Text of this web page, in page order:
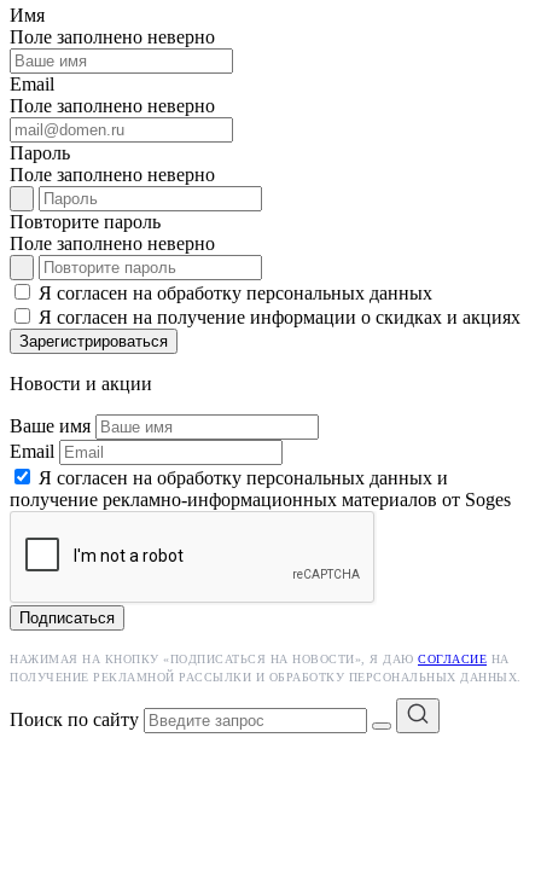
Имя
Поле заполнено неверно
Email
Поле заполнено неверно
Пароль
Поле заполнено неверно
Повторите пароль
Поле заполнено неверно
Я согласен на обработку персональных данных
Я согласен на получение информации о скидках и акциях
Зарегистрироваться
Новости и акции
Ваше имя
Email
Я согласен на обработку персональных данных и
получение рекламно-информационных материалов от Soges
Подписаться
НАЖИМАЯ НА КНОПКУ «ПОДПИСАТЬСЯ НА НОВОСТИ», Я ДАЮ СОГЛАСИЕ НА
ПОЛУЧЕНИЕ РЕКЛАМНОЙ РАССЫЛКИ И ОБРАБОТКУ ПЕРСОНАЛЬНЫХ ДАННЫХ.
Поиск по сайту